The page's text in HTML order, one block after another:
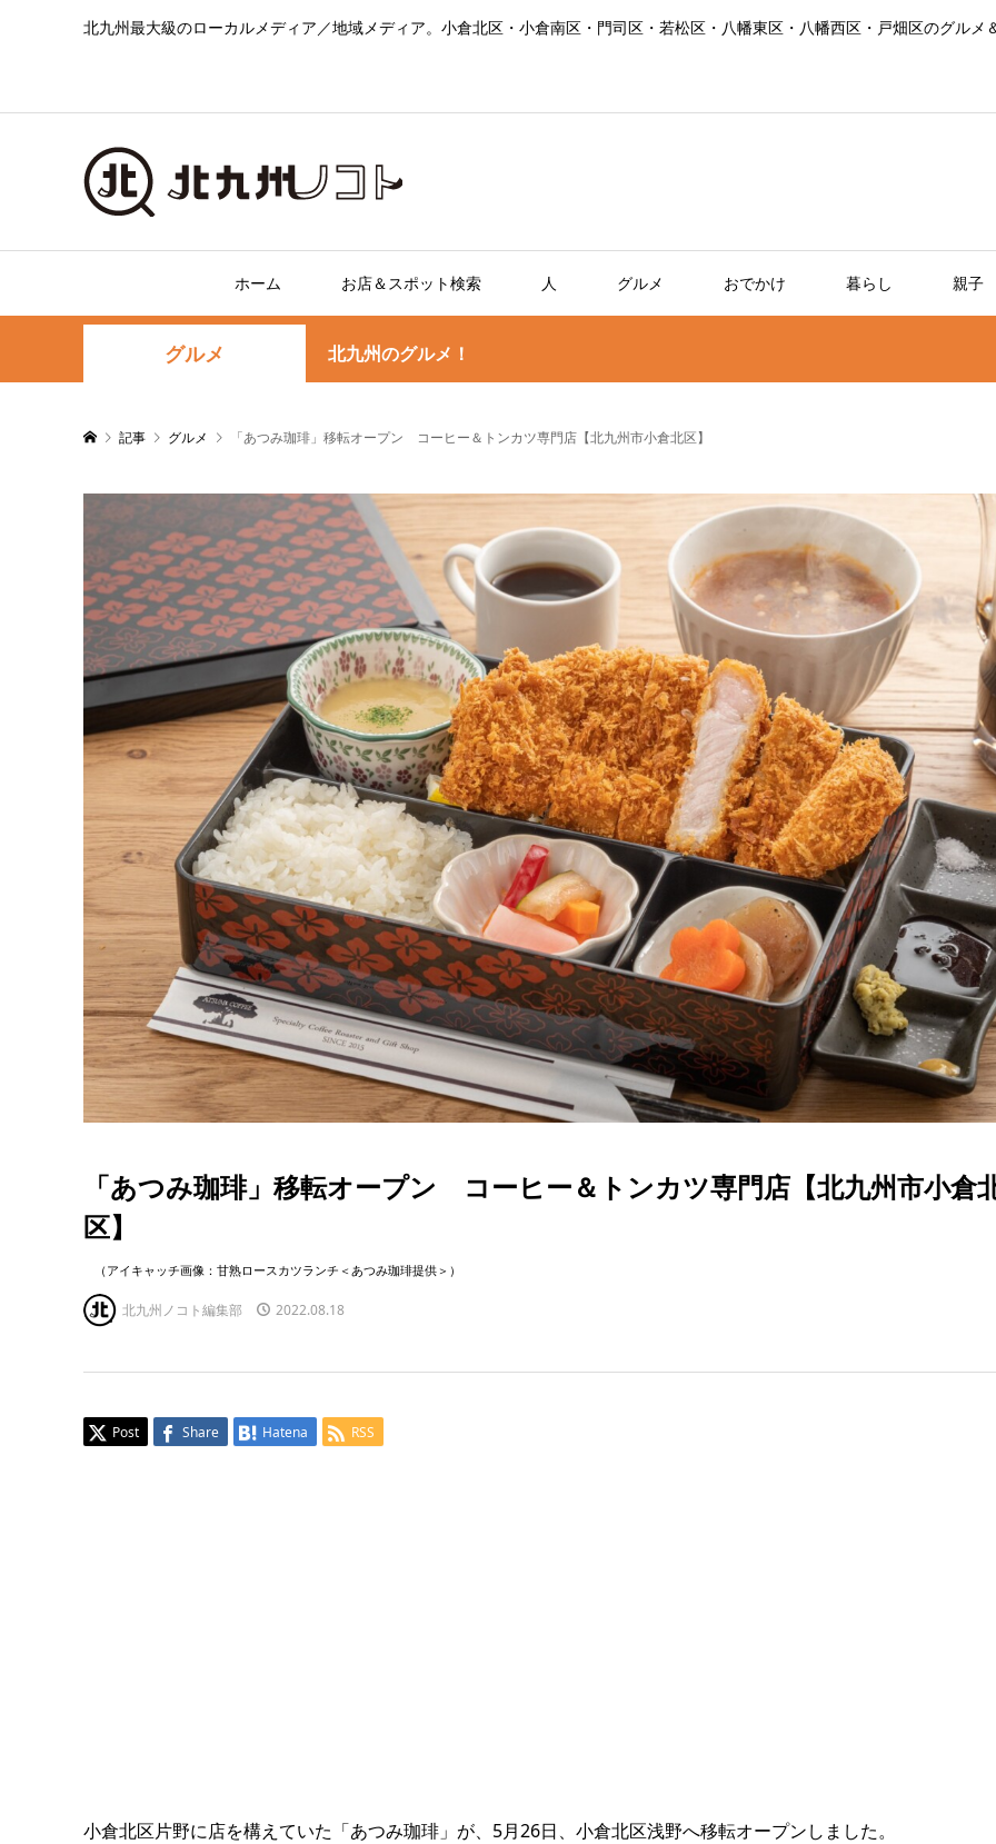
北九州最大級のローカルメディア／地域メディア。小倉北区・小倉南区・門司区・若松区・八幡東区・八幡西区・戸畑区のグル
ホーム お店＆スポット検索 人 グルメ おでかけ 暮らし 親子
グルメ 北九州のグルメ！
記事 グルメ 「あつみ珈琲」移転オープン コーヒー＆トンカツ専門店【北九州市小倉北区】
「あつみ珈琲」移転オープン コーヒー＆トンカツ専門店【北九州市小倉
区】
（アイキャッチ画像：甘熟ロースカツランチ＜あつみ珈琲提供＞）
北九州ノコト編集部 2022.08.18
Post Share Hatena RSS
小倉北区片野に店を構えていた「あつみ珈琲」が、5月26日、小倉北区浅野へ移転オープンしました。